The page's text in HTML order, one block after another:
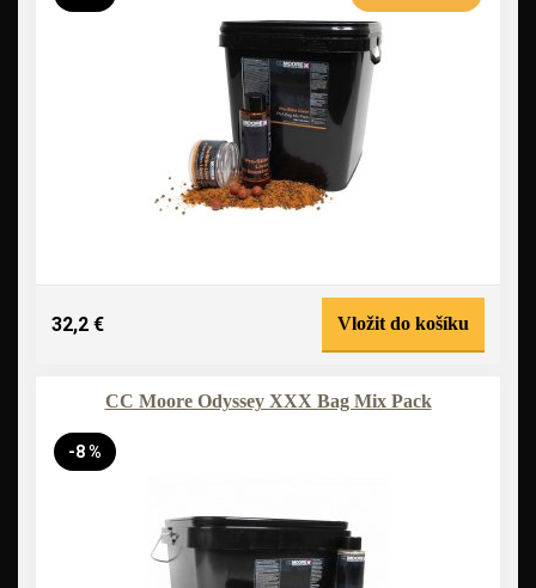
32,2 € Vložit do košíku
CC Moore Odyssey XXX Bag Mix Pack
-8 %